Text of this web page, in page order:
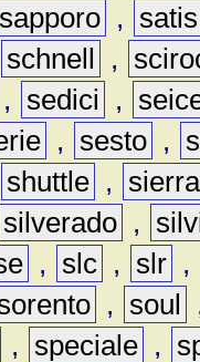
sapporo ,
satis
schnell ,
, sedici ,
, sesto ,
shuttle ,
sierra
silverado ,
, slc , slr ,
, soul
, speciale ,